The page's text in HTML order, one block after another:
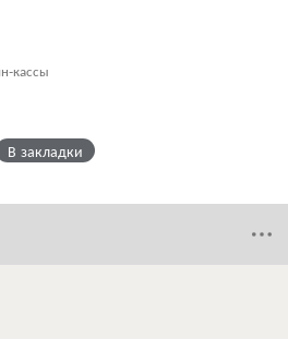
кассы
В закладки